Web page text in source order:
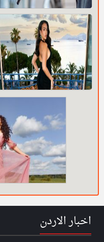
اخبار الاردن